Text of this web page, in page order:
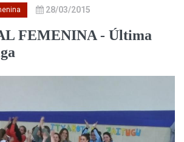
28/03/2015
FEMENINA - Última